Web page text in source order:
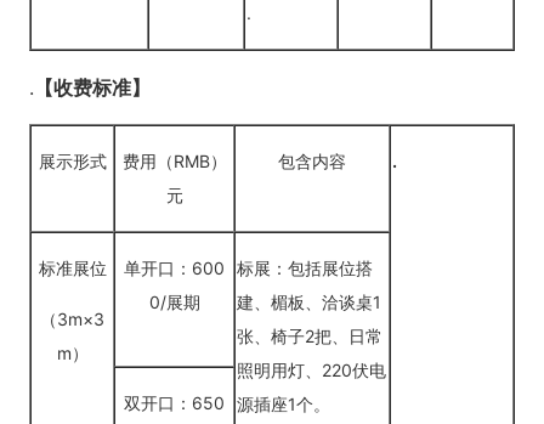
.
. 【收费标准】
展示形式
费用（RMB）
元
包含内容 .
标准展位
（3m×3
m）
单开口：600
0/展期
标展：包括展位搭
建、楣板、洽谈桌1
张、椅子2把、日常
照明用灯、220伏电
源插座1个。
双开口：650